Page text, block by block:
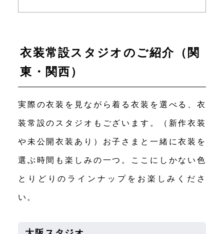
衣装常設スタジオのご紹介（関
東・関西）
実際の衣装を見ながら着る衣装を選べる、衣
装常設のスタジオもございます。（新作衣装
や未公開衣装あり）お子さまと一緒に衣装を
選ぶ時間も楽しみの一つ。ここにしかない色
とりどりのラインナップをお楽しみくださ
い。